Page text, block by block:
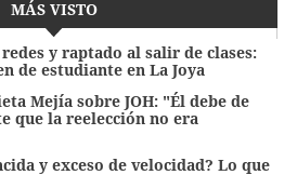
MÁS VISTO
y raptado al salir de clases:
de estudiante en La Joya
Mejía sobre JOH: "Él debe de
que la reelección no era
y exceso de velocidad? Lo que